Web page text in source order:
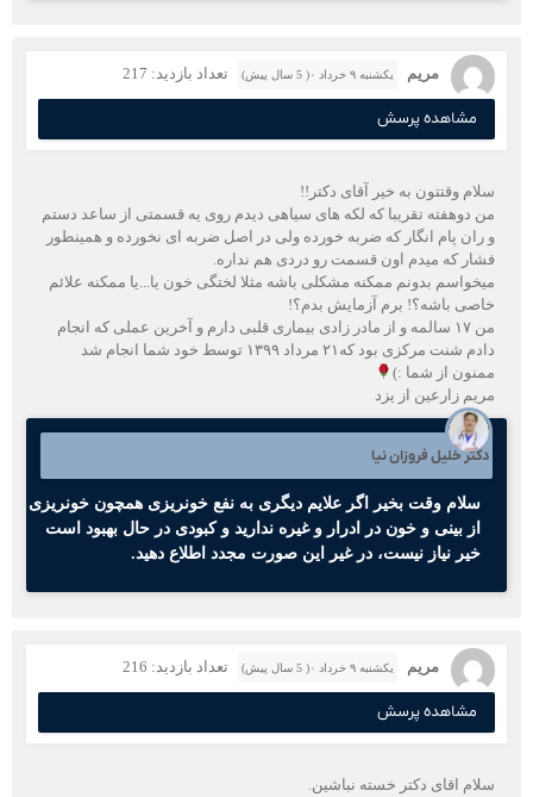
مریم یکشنبه ۹ خرداد ۰( 5 سال پیش) تعداد بازدید: 217
مشاهده پرسش
سلام وقتتون به خیر آقای دکتر!!
من دوهفته تقریبا که لکه های سیاهی دیدم روی یه قسمتی از ساعد دستم
و ران پام انگار که ضربه خورده ولی در اصل ضربه ای نخورده و همینطور
فشار که میدم اون قسمت رو دردی هم نداره.
میخواسم بدونم ممکنه مشکلی باشه مثلا لختگی خون یا...یا ممکنه علائم
خاصی باشه؟! برم آزمایش بدم؟!
من ۱۷ سالمه و از مادر زادی بیماری قلبی دارم و آخرین عملی که انجام
دادم شنت مرکزی بود که۲۱ مرداد ۱۳۹۹ توسط خود شما انجام شد
ممنون از شما :)
مریم زارعین از یزد
دکتر خلیل فروزان نیا
سلام وقت بخیر اگر علایم دیگری به نفع خونریزی همچون خونریزی
از بینی و خون در ادرار و غیره ندارید و کبودی در حال بهبود است
خیر نیاز نیست، در غیر این صورت مجدد اطلاع دهید.
مریم یکشنبه ۹ خرداد ۰( 5 سال پیش) تعداد بازدید: 216
مشاهده پرسش
سلام اقای دکتر خسته نباشین.